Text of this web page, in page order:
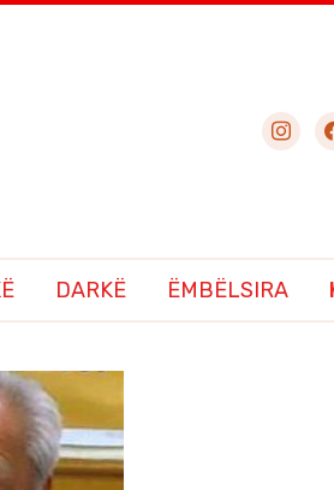
DARKË ËMBËLSIRA